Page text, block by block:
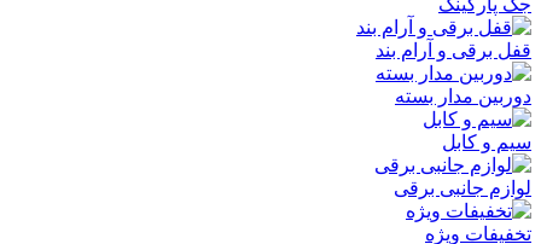
قفل برقی و آرام بند
دوربین مدار بسته
سیم و کابل
لوازم جانبی برقی
تخفیفات ویژه